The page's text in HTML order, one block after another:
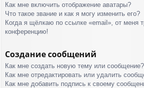
Как мне включить отображение аватары?
Что такое звание и как я могу изменить его?
Когда я щёлкаю по ссылке «email», от меня
конференцию!
Создание сообщений
Как мне создать новую тему или сообщение?
Как мне отредактировать или удалить
Как мне добавить подпись к своему